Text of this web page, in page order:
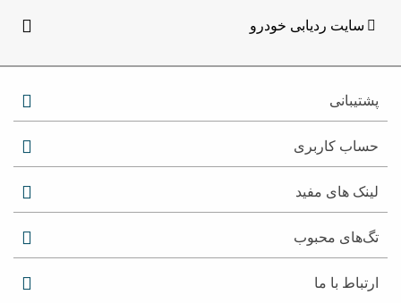
سایت ردیابی خودرو
پشتیبانی
حساب کاربری
لینک های مفید
تگ‌های محبوب
ارتباط با ما